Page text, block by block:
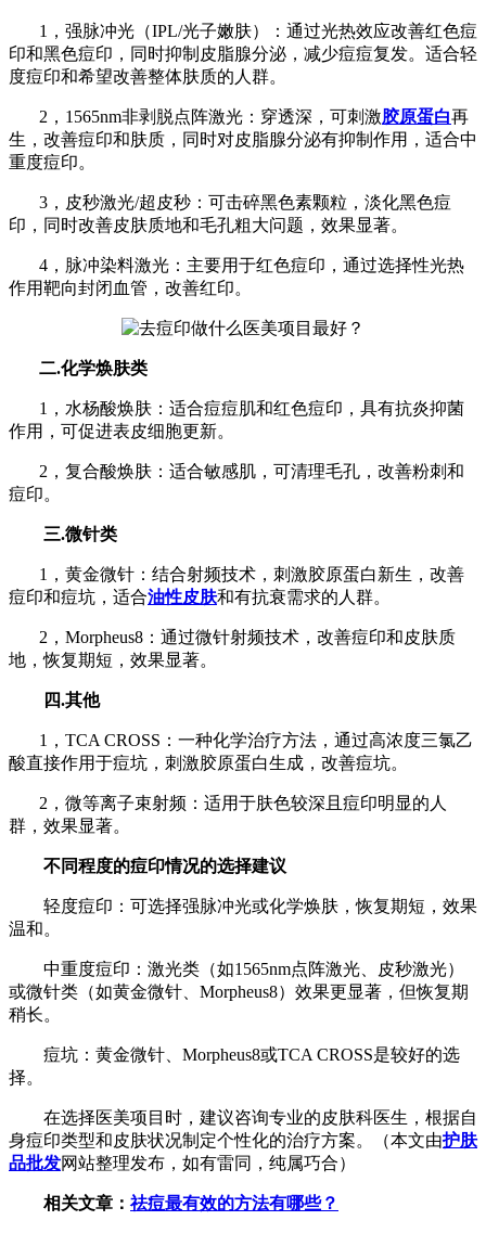
1，强脉冲光（IPL/光子嫩肤）：通过光热效应改善红色痘
印和黑色痘印，同时抑制皮脂腺分泌，减少痘痘复发。适合轻
度痘印和希望改善整体肤质的人群。
2，1565nm非剥脱点阵激光：穿透深，可刺激胶原蛋白再
生，改善痘印和肤质，同时对皮脂腺分泌有抑制作用，适合中
重度痘印。
3，皮秒激光/超皮秒：可击碎黑色素颗粒，淡化黑色痘
印，同时改善皮肤质地和毛孔粗大问题，效果显著。
4，脉冲染料激光：主要用于红色痘印，通过选择性光热
作用靶向封闭血管，改善红印。
二.化学焕肤类
1，水杨酸焕肤：适合痘痘肌和红色痘印，具有抗炎抑菌
作用，可促进表皮细胞更新。
2，复合酸焕肤：适合敏感肌，可清理毛孔，改善粉刺和
痘印。
三.微针类
1，黄金微针：结合射频技术，刺激胶原蛋白新生，改善
痘印和痘坑，适合油性皮肤和有抗衰需求的人群。
2，Morpheus8：通过微针射频技术，改善痘印和皮肤质
地，恢复期短，效果显著。
四.其他
1，TCA CROSS：一种化学治疗方法，通过高浓度三氯乙
酸直接作用于痘坑，刺激胶原蛋白生成，改善痘坑。
2，微等离子束射频：适用于肤色较深且痘印明显的人
群，效果显著。
不同程度的痘印情况的选择建议
轻度痘印：可选择强脉冲光或化学焕肤，恢复期短，效果
温和。
中重度痘印：激光类（如1565nm点阵激光、皮秒激光）
或微针类（如黄金微针、Morpheus8）效果更显著，但恢复期
稍长。
痘坑：黄金微针、Morpheus8或TCA CROSS是较好的选
择。
在选择医美项目时，建议咨询专业的皮肤科医生，根据自
身痘印类型和皮肤状况制定个性化的治疗方案。（本文由护肤
品批发网站整理发布，如有雷同，纯属巧合）
相关文章：祛痘最有效的方法有哪些？